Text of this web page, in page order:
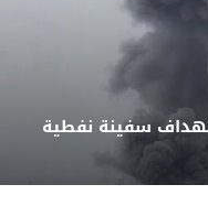
سفينة نفطية